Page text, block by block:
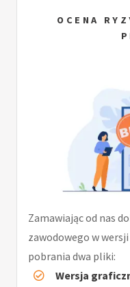
OCENA
Zamawiając od nas
zawodowego w
pobrania dwa pliki:
Wersja